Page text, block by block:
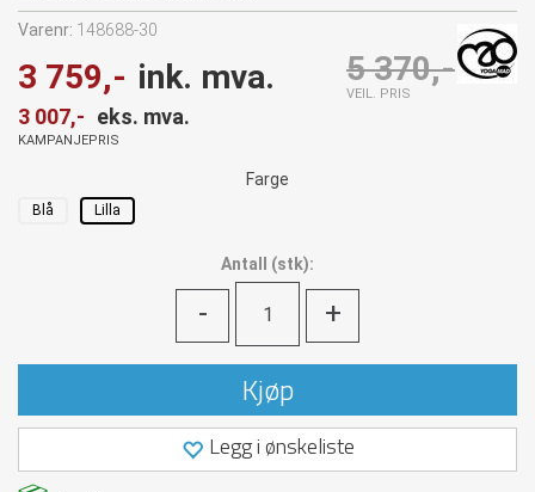
Varenr: 148688-30
3 759,- ink. mva.
3 007,- eks. mva.
KAMPANJEPRIS
5 370,-
VEIL. PRIS
Farge
Blå Lilla
Antall (stk):
- +
Kjøp
Legg i ønskeliste